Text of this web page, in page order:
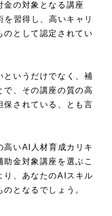
金の対象となる講座
習得し、高いキャリ
のとして認定されてい
というだけでなく、補
で、その講座の質の高
保されている、とも言
高いAI人材育成カリキ
助金対象講座を選ぶこ
り、あなたのAIスキル
となるでしょう。